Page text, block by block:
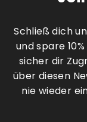
Schließ dich
und spare
sicher dir
über diesen
nie wieder